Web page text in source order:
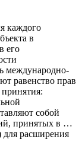
каждого
в
его
международно-
равенство прав
собой
принятых в …
расширения